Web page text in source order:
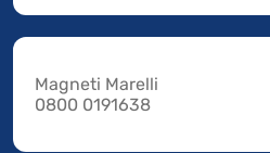
Magneti Marelli
0800 0191638